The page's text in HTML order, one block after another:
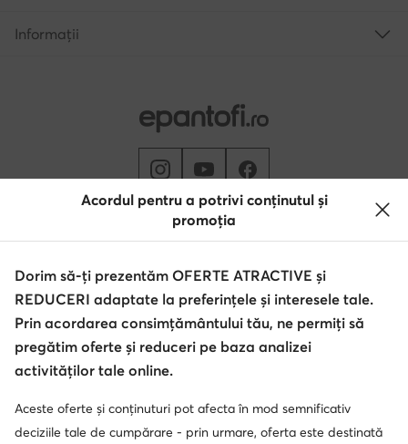
Schimbă țara: Rumunia (RO)
Informații
© epantofi.ro 2026
Regulament
Modifică setările
Politica de confidențialitate
Protecția datelor
Soluționarea alternativă a litigilor
Acordul pentru a potrivi conținutul și
promoția
Dorim să-ți prezentăm OFERTE ATRACTIVE și
REDUCERI adaptate la preferințele și interesele tale.
Prin acordarea consimțământului tău, ne permiți să
pregătim oferte și reduceri pe baza analizei
activităților tale online.
Aceste oferte și conținuturi pot afecta în mod semnificativ
deciziile tale de cumpărare - prin urmare, oferta este destinată